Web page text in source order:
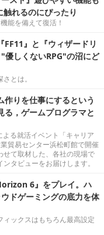
れるのにぴったり
能を備えて復活！
FF11』と『ウィザードリ
優しくないRPG"の沼にど
とは。
作りを仕事にするという
る，ゲームプログラマと
る就活イベント「キャリア
貿易センター浜松町館で開催
せて取材した、各社の現場で
タビューをお届けします。
6』をプレイ。ハ
ドゲーミングの底力を体
ックスはもちろん最高設定